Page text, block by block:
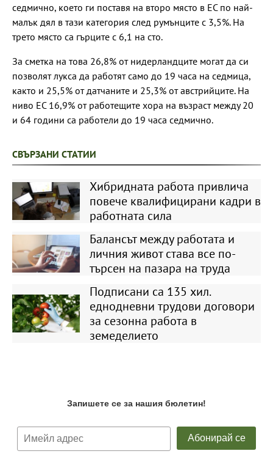
седмично, което ги поставя на второ място в ЕС по най-
малък дял в тази категория след румънците с 3,5%. На
трето място са гърците с 6,1 на сто.
За сметка на това 26,8% от нидерландците могат да си
позволят лукса да работят само до 19 часа на седмица,
както и 25,5% от датчаните и 25,3% от австрийците. На
ниво ЕС 16,9% от работещите хора на възраст между 20
и 64 години са работели до 19 часа седмично.
СВЪРЗАНИ СТАТИИ
Хибридната работа привлича
повече квалифицирани кадри в
работната сила
Балансът между работата и
личния живот става все по-
търсен на пазара на труда
Подписани са 135 хил.
еднодневни трудови договори
за сезонна работа в
земеделието